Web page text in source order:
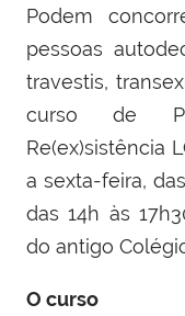
Podem
pessoas
travestis,
curso de
Re(ex)sistência
a sexta-feira,
das 14h às
do antigo
O curso